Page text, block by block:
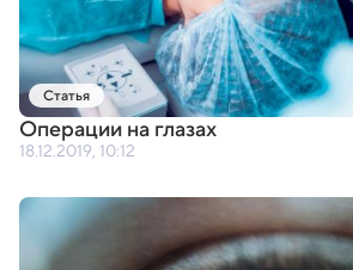
Статья
Операции на глазах
18.12.2019, 10:12